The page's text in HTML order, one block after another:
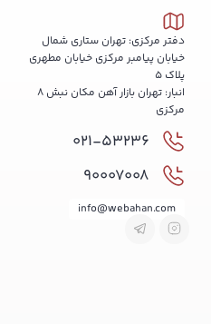
دفتر مرکزی: تهران ستاری شمال
خیابان پیامبر مرکزی خیابان مطهری
پلاک 5
انبار: تهران بازار آهن مکان نبش 8
مرکزی
021-53236
90007008
info@webahan.com